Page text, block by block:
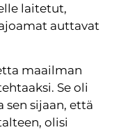
laitetut,
auttavat
maailman
Se oli
sen sijaan, että
olisi